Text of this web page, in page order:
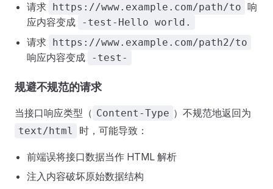
请求 https://www.example.com/path/to 响
应内容变成
-test-Hello world.
请求 https://www.example.com/path2/to
响应内容变成 -test-
规避不规范的请求
当接口响应类型（ Content-Type ）不规范地返回为
text/html 时，可能导致：
前端误将接口数据当作 HTML 解析
注入内容破坏原始数据结构